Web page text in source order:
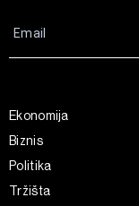
Ekonomija
Biznis
Politika
Tržišta